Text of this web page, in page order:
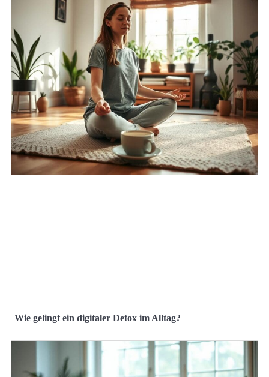
Wie gelingt ein digitaler Detox im Alltag?